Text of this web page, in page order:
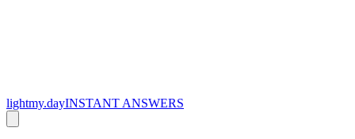
lightmy.dayINSTANT ANSWERS